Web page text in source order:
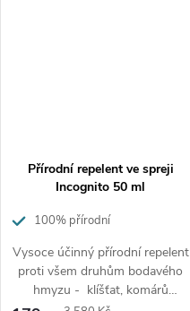
Přírodní repelent ve spreji
Incognito 50 ml
100% přírodní
Vysoce účinný přírodní repelent
proti všem druhům bodavého
hmyzu - klíšťat, komárů